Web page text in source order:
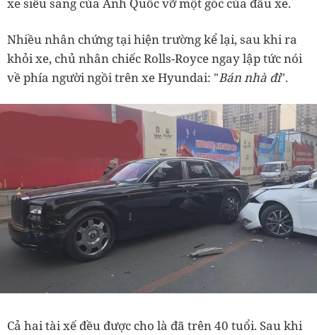
Nhiều nhân chứng tại hiện trường kể lại, sau khi ra
khỏi xe, chủ nhân chiếc Rolls-Royce ngay lập tức nói
về phía người ngồi trên xe Hyundai: "Bán nhà đi".
Cả hai tài xế đều được cho là đã trên 40 tuổi. Sau khi